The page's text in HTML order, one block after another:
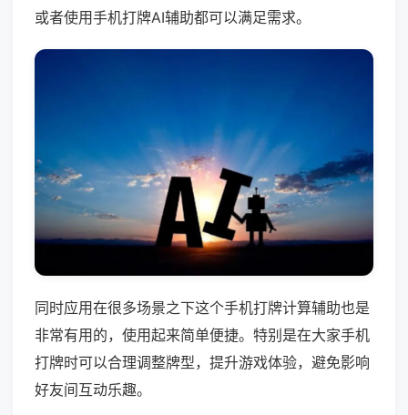
或者使用手机打牌AI辅助都可以满足需求。
同时应用在很多场景之下这个手机打牌计算辅助也是
非常有用的，使用起来简单便捷。特别是在大家手机
打牌时可以合理调整牌型，提升游戏体验，避免影响
好友间互动乐趣。